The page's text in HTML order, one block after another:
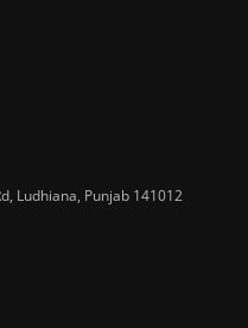
Ludhiana, Punjab 141012